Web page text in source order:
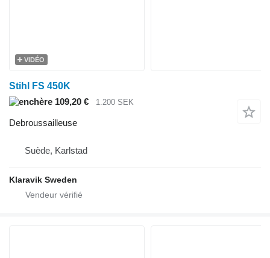
VIDÉO
Stihl FS 450K
109,20 €
1.200 SEK
Debroussailleuse
Suède, Karlstad
Klaravik Sweden